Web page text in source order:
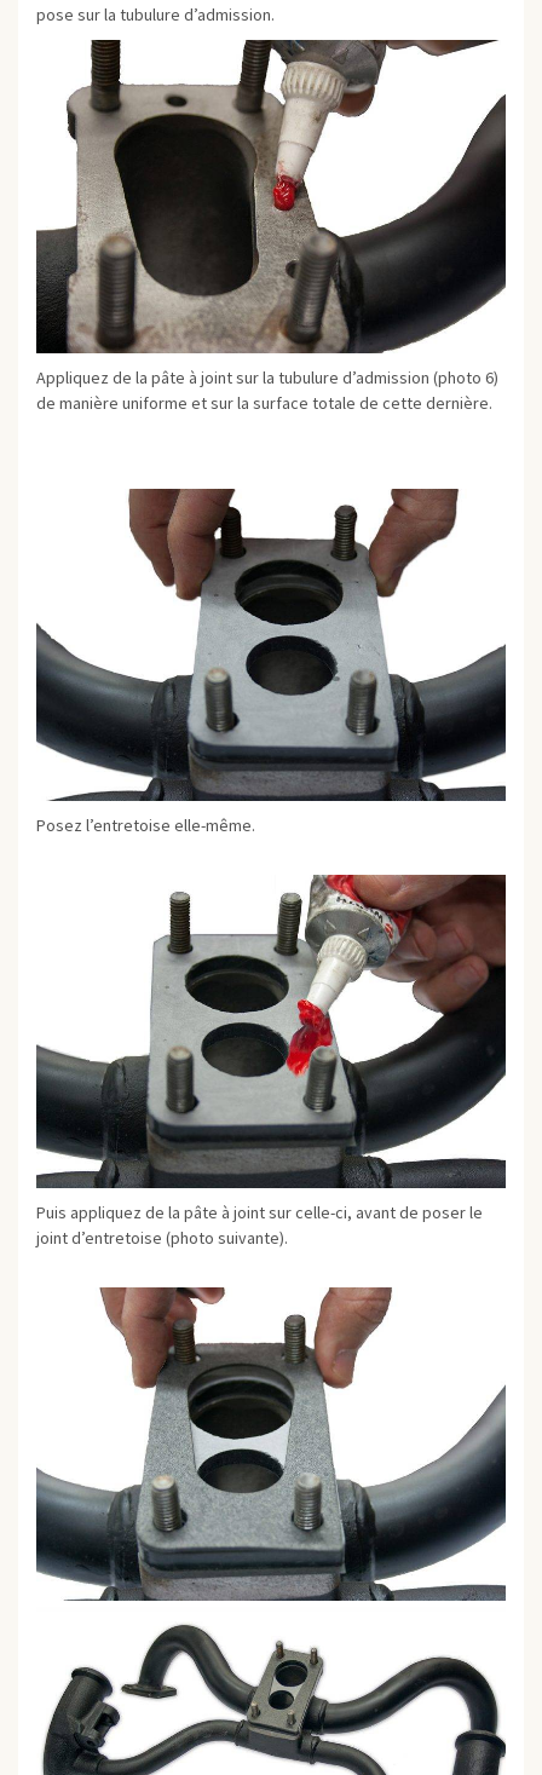
pose sur la tubulure d’admission.
Appliquez de la pâte à joint sur la tubulure d’admission (photo 6)
de manière uniforme et sur la surface totale de cette dernière.
Posez l’entretoise elle-même.
Puis appliquez de la pâte à joint sur celle-ci, avant de poser le
joint d’entretoise (photo suivante).